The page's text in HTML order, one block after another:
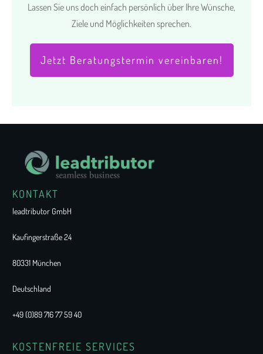
Lassen Sie uns doch einfach persönlich über Ihre Wünsche,
Ziele und Möglichkeiten sprechen.
Jetzt Beratungstermin vereinbaren!
KONTAKT
leadtributor GmbH
Kaufingerstraße 24
80331 München
Deutschland
+49 (0)89 716 77 59 40
KOSTENFREIE SERVICES